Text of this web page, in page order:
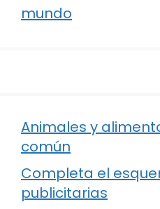
mundo
Animales y
común
Completa el
publicitarias